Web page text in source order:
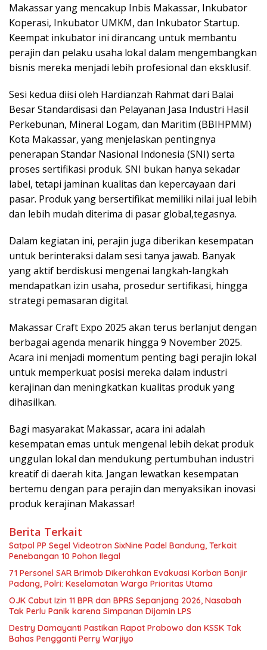
Makassar yang mencakup Inbis Makassar, Inkubator
Koperasi, Inkubator UMKM, dan Inkubator Startup.
Keempat inkubator ini dirancang untuk membantu
perajin dan pelaku usaha lokal dalam mengembangkan
bisnis mereka menjadi lebih profesional dan eksklusif.
Sesi kedua diisi oleh Hardianzah Rahmat dari Balai
Besar Standardisasi dan Pelayanan Jasa Industri Hasil
Perkebunan, Mineral Logam, dan Maritim (BBIHPMM)
Kota Makassar, yang menjelaskan pentingnya
penerapan Standar Nasional Indonesia (SNI) serta
proses sertifikasi produk. SNI bukan hanya sekadar
label, tetapi jaminan kualitas dan kepercayaan dari
pasar. Produk yang bersertifikat memiliki nilai jual lebih
dan lebih mudah diterima di pasar global,tegasnya.
Dalam kegiatan ini, perajin juga diberikan kesempatan
untuk berinteraksi dalam sesi tanya jawab. Banyak
yang aktif berdiskusi mengenai langkah-langkah
mendapatkan izin usaha, prosedur sertifikasi, hingga
strategi pemasaran digital.
Makassar Craft Expo 2025 akan terus berlanjut dengan
berbagai agenda menarik hingga 9 November 2025.
Acara ini menjadi momentum penting bagi perajin lokal
untuk memperkuat posisi mereka dalam industri
kerajinan dan meningkatkan kualitas produk yang
dihasilkan.
Bagi masyarakat Makassar, acara ini adalah
kesempatan emas untuk mengenal lebih dekat produk
unggulan lokal dan mendukung pertumbuhan industri
kreatif di daerah kita. Jangan lewatkan kesempatan
bertemu dengan para perajin dan menyaksikan inovasi
produk kerajinan Makassar!
Berita Terkait
Satpol PP Segel Videotron SixNine Padel Bandung, Terkait
Penebangan 10 Pohon Ilegal
71 Personel SAR Brimob Dikerahkan Evakuasi Korban Banjir
Padang, Polri: Keselamatan Warga Prioritas Utama
OJK Cabut Izin 11 BPR dan BPRS Sepanjang 2026, Nasabah
Tak Perlu Panik karena Simpanan Dijamin LPS
Destry Damayanti Pastikan Rapat Prabowo dan KSSK Tak
Bahas Pengganti Perry Warjiyo